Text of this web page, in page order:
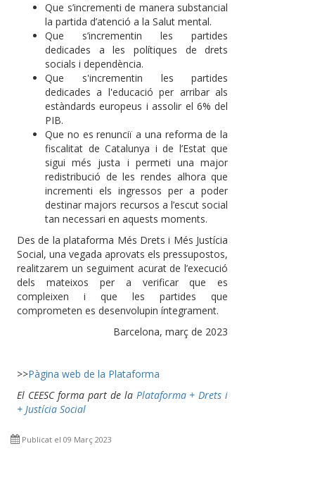
Que s’incrementi de manera substancial
la partida d’atenció a la Salut mental.
Que s’incrementin les partides
dedicades a les polítiques de drets
socials i dependència.
Que s'incrementin les partides
dedicades a l'educació per arribar als
estàndards europeus i assolir el 6% del
PIB.
Que no es renunciï a una reforma de la
fiscalitat de Catalunya i de l’Estat que
sigui més justa i permeti una major
redistribució de les rendes alhora que
incrementi els ingressos per a poder
destinar majors recursos a l’escut social
tan necessari en aquests moments.
Des de la plataforma Més Drets i Més Justícia
Social, una vegada aprovats els pressupostos,
realitzarem un seguiment acurat de l’execució
dels mateixos per a verificar que es
compleixen i que les partides que
comprometen es desenvolupin íntegrament.
Barcelona, març de 2023
>>Pàgina web de la Plataforma
El CEESC forma part de la Plataforma + Drets i
+ Justícia Social
Publicat el 09 Març 2023